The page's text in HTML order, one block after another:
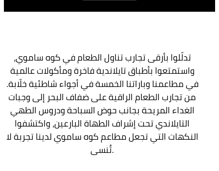
تجارب الطهي الفعاليات اتصل بنا
تدلّلوا بأرقى تجارب تناول الطعام في كوه ساموي،
واستمتعوا بأطباق تايلاندية فاخرة ومأكولات عالمية
في مطاعمنا وباراتنا الخمسة في أجواء شاطئية خلّابة.
من تجارب الطعام الراقية على ضفاف البحر إلى وجبات
الغداء المريحة بجانب حوض السباحة ودروس الطهي
التايلاندي تحت إشراف الطهاة البارعين، واكتشفوا
النكهات التي تجعل مطاعم كوه ساموي لدينا تجربة لا
تُنسى.